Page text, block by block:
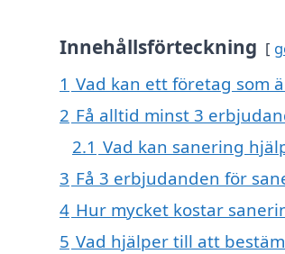
Innehållsförteckning
1 Vad kan ett företag som
2 Få alltid minst 3
2.1 Vad kan sanering
3 Få 3 erbjudanden för
4 Hur mycket kostar
5 Vad hjälper till att